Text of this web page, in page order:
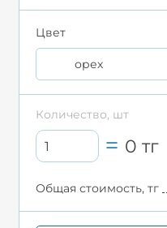
Цвет
орех
Количество, шт
0тг
Общая стоимость, тг